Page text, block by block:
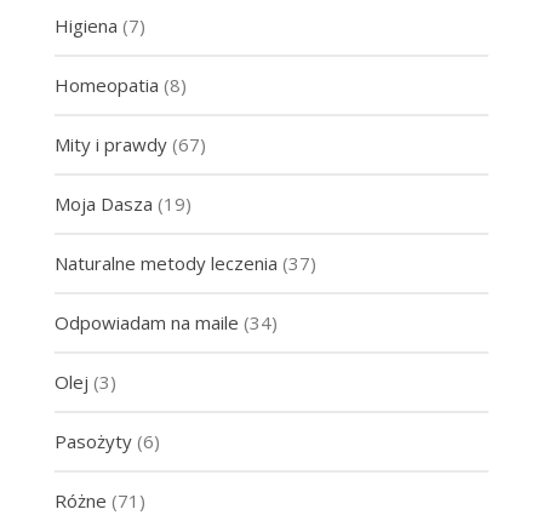
Higiena (7)
Homeopatia (8)
Mity i prawdy(67)
Moja Dasza (19)
Naturalne metody leczenia (37)
Odpowiadam na maile (34)
Olej (3)
Pasożyty(6)
Różne (71)